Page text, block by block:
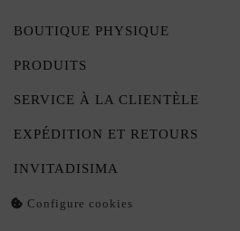
BOUTIQUE PHYSIQUE
PRODUITS
SERVICE À LA CLIENTÈLE
EXPÉDITION ET RETOURS
INVITADISIMA
Configure cookies